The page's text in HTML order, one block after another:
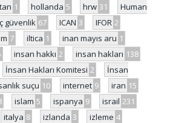
1 hollanda 5 hrw 31
Human
güvenlik 67 ICAN 3 IFOR 2
7 iltica 1 inan mayıs aru 1
insan hakkı 2 insan hakları 138
İnsan Hakları Komitesi 2
İnsan
suçu 10 internet 9 iran 15
islam 5 ispanya 9 israil 231
italya 8 izlanda 3 izleme 4